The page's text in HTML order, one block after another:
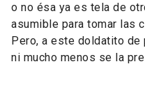
o no ésa ya es tela de
asumible para tomar las
Pero, a este doldatito de
ni mucho menos se la